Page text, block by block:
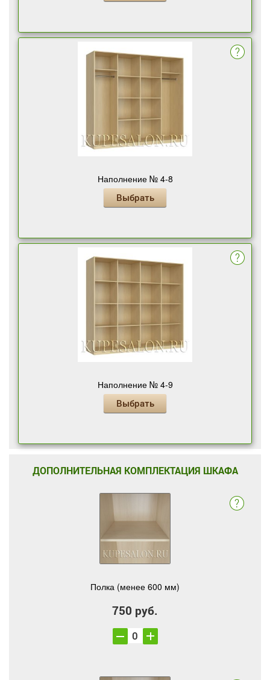
Наполнение № 4-8
Выбрать
Наполнение № 4-9
Выбрать
ДОПОЛНИТЕЛЬНАЯ КОМПЛЕКТАЦИЯ ШКАФА
Полка (менее 600 мм)
750 руб.